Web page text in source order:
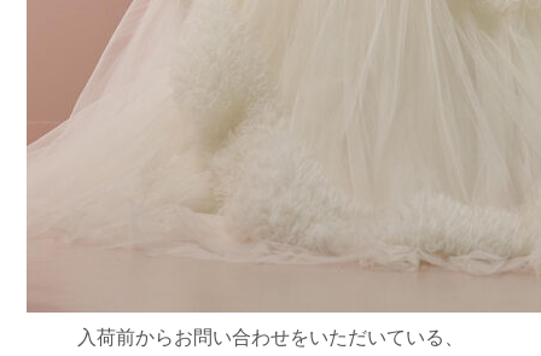
入荷前からお問い合わせをいただいている、